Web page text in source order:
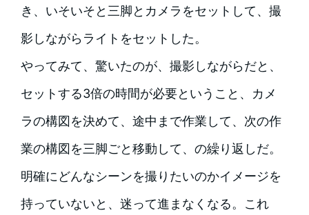
き、いそいそと三脚とカメラをセットして、撮
影しながらライトをセットした。
やってみて、驚いたのが、撮影しながらだと、
セットする3倍の時間が必要ということ、カメ
ラの構図を決めて、途中まで作業して、次の作
業の構図を三脚ごと移動して、の繰り返しだ。
明確にどんなシーンを撮りたいのかイメージを
持っていないと、迷って進まなくなる。これ